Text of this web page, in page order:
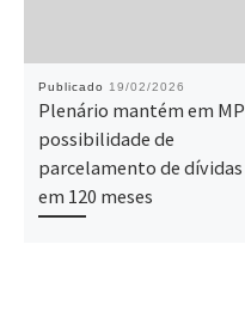
Publicado 19/02/2026
Plenário mantém em MP
possibilidade de
parcelamento de dívidas
em 120 meses